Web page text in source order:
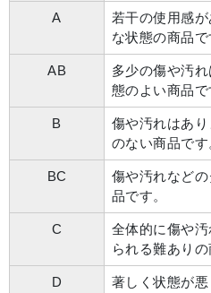
A
若干の使用感
な状態の商品で
AB
多少の傷や汚
態のよい商品で
B
傷や汚れはあ
のない商品です
BC
傷や汚れなど
品です。
C
全体的に傷や
られる難ありの
D
著しく状態が